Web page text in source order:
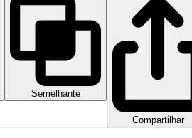
Semelhante
Compartilhar